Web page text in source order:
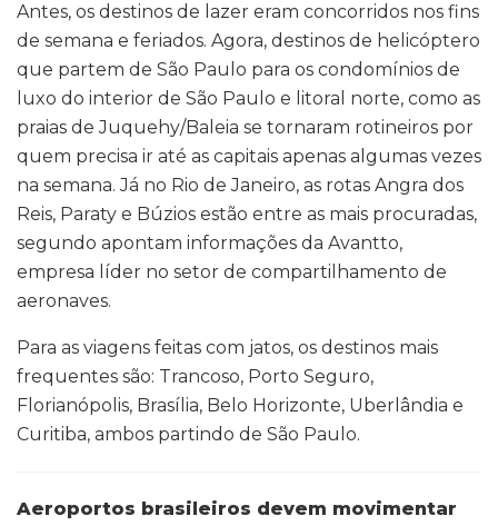
Antes, os destinos de lazer eram concorridos nos fins
de semana e feriados. Agora, destinos de helicóptero
que partem de São Paulo para os condomínios de
luxo do interior de São Paulo e litoral norte, como as
praias de Juquehy/Baleia se tornaram rotineiros por
quem precisa ir até as capitais apenas algumas vezes
na semana. Já no Rio de Janeiro, as rotas Angra dos
Reis, Paraty e Búzios estão entre as mais procuradas,
segundo apontam informações da Avantto,
empresa líder no setor de compartilhamento de
aeronaves.
Para as viagens feitas com jatos, os destinos mais
frequentes são: Trancoso, Porto Seguro,
Florianópolis, Brasília, Belo Horizonte, Uberlândia e
Curitiba, ambos partindo de São Paulo.
Aeroportos brasileiros devem movimentar